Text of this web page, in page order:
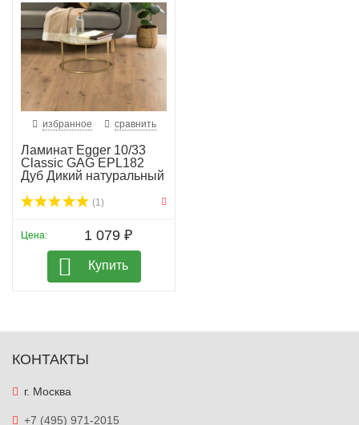
избранное сравнить
Ламинат Egger 10/33
Classic GAG EPL182
Дуб Дикий натуральный
(1)
Цена: 1 079 ₽
Купить
КОНТАКТЫ
г. Москва
+7 (495) 971-2015